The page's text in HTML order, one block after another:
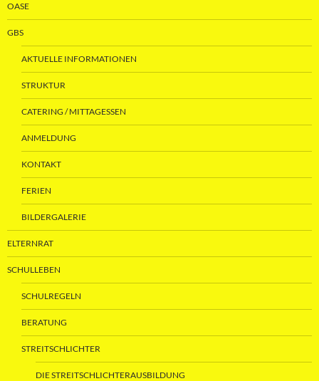
OASE
GBS
AKTUELLE INFORMATIONEN
STRUKTUR
CATERING / MITTAGESSEN
ANMELDUNG
KONTAKT
FERIEN
BILDERGALERIE
ELTERNRAT
SCHULLEBEN
SCHULREGELN
BERATUNG
STREITSCHLICHTER
DIE STREITSCHLICHTERAUSBILDUNG